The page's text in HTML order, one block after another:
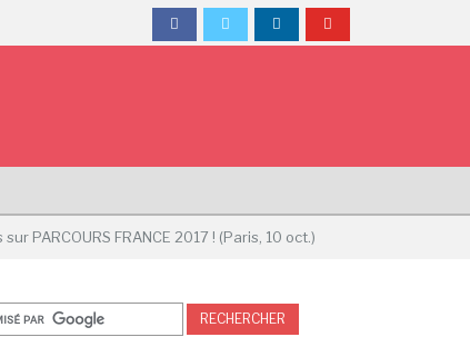
PARCOURS FRANCE 2017 ! (Paris, 10 oct.)